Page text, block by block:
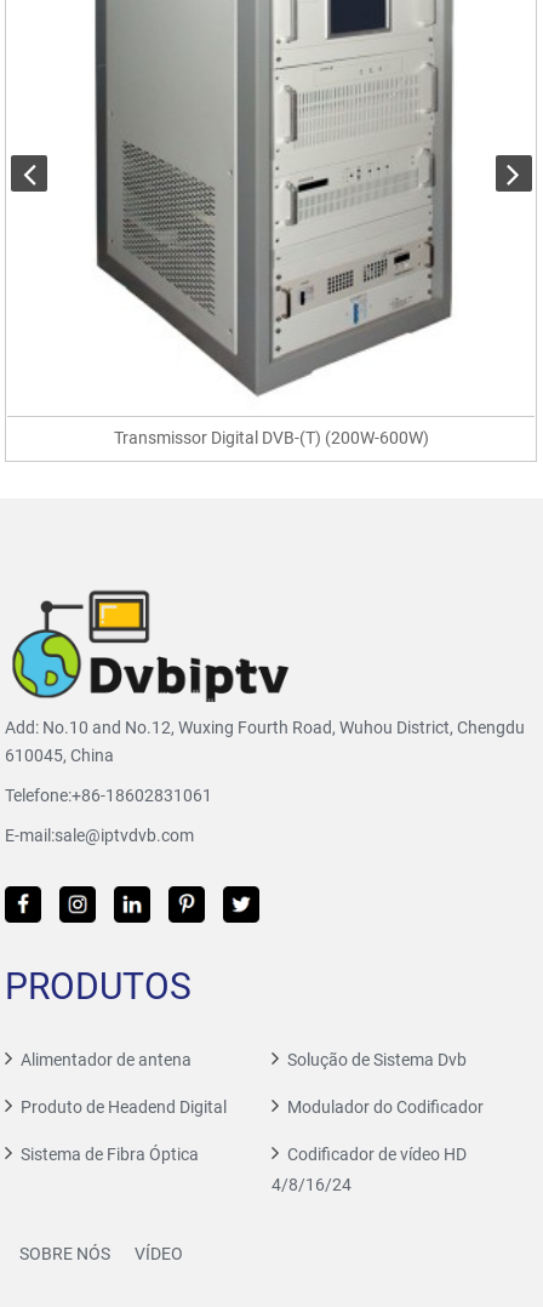
Transmissor Digital DVB-(T) (200W-600W)
Add: No.10 and No.12, Wuxing Fourth Road, Wuhou District, Chengdu
610045, China
Telefone:+86-18602831061
E-mail:sale@iptvdvb.com
PRODUTOS
Alimentador de antena Solução de Sistema Dvb
Produto de Headend Digital Modulador do Codificador
Sistema de Fibra Óptica
Codificador de vídeo HD
4/8/16/24
SOBRE NÓS VÍDEO